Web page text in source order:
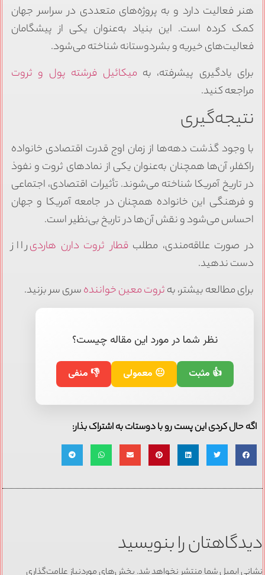
هنر فعالیت دارد و به پروژه‌های متعددی در سراسر جهان
کمک کرده است. این بنیاد به‌عنوان یکی از پیشگامان
فعالیت‌های خیریه و بشردوستانه شناخته می‌شود.
برای یادگیری پیشرفته، به میکائیل فرشته پول و ثروت
مراجعه کنید.
نتیجه‌گیری
با وجود گذشت دهه‌ها از زمان اوج قدرت اقتصادی خانواده
راکفلر، آن‌ها همچنان به‌عنوان یکی از نمادهای ثروت و نفوذ
در تاریخ آمریکا شناخته می‌شوند. تأثیرات اقتصادی، اجتماعی
و فرهنگی این خانواده همچنان در جامعه آمریکا و جهان
احساس می‌شود و نقش آن‌ها در تاریخ بی‌نظیر است.
در صورت علاقه‌مندی، مطلب قطار ثروت دارن هاردیرا از
دست ندهید.
برای مطالعه بیشتر، بهثروت معین خوانندهسری سر بزنید.
نظر شما در مورد این مقاله چیست؟
👍 مثبت 😐 معمولی 👎 منفی
اگه حال کردی این پست رو با دوستات به اشتراک بذار:
دیدگاهتان را بنویسید